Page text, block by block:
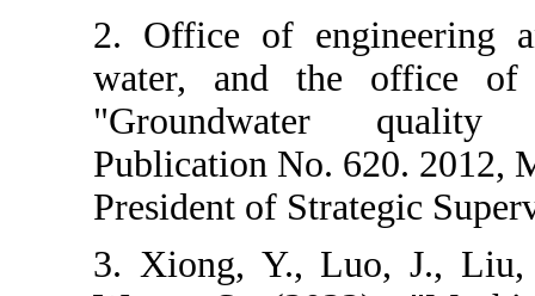
2. Office of
water, and
Publication
President of
3. Xiong, Y.,